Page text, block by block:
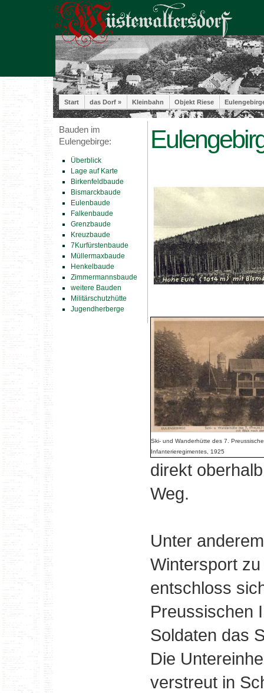
Start das Dorf » Kleinbahn Objekt Riese
Bauden im
Eulengebirge:
Überblick
Lage auf Karte
Birkenfeldbaude
Bismarckbaude
Eulenbaude
Falkenbaude
Grenzbaude
Kreuzbaude
7Kurfürstenbaude
Müllermaxbaude
Henkelbaude
Zimmermannsbaude
weitere Bauden
Militärschutzhütte
Jugendherberge
Ski- und Wanderhütte des 7.
Infanterieregimentes, 1925
direkt
Weg.
Unter
Wintersport
entschloss
Preussischen
Soldaten das
Die
verstreut in